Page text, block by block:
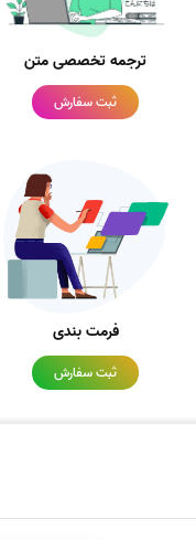
ترجمه تخصصی متن
ثبت سفارش
فرمت بندی
ثبت سفارش